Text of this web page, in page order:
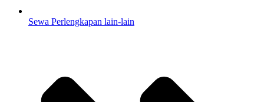
Sewa Perlengkapan lain-lain